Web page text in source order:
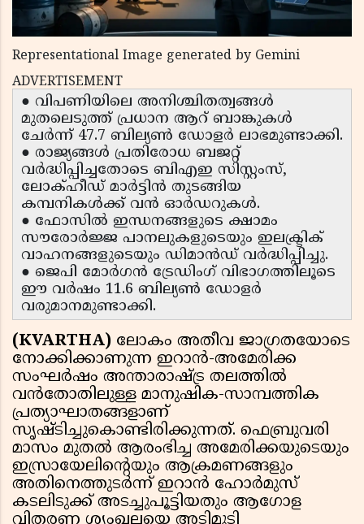
Representational Image generated by Gemini
ADVERTISEMENT
● വിപണിയിലെ അനിശ്ചിതത്വങ്ങൾ
മുതലെടുത്ത് പ്രധാന ആറ് ബാങ്കുകൾ
ചേർന്ന് 47.7 ബില്യൺ ഡോളർ ലാഭമുണ്ടാക്കി.
● രാജ്യങ്ങൾ പ്രതിരോധ ബജറ്റ്
വർദ്ധിപ്പിച്ചതോടെ ബിഎഇ സിസ്റ്റംസ്,
ലോക്ഹീഡ് മാർട്ടിൻ തുടങ്ങിയ
കമ്പനികൾക്ക് വൻ ഓർഡറുകൾ.
● ഫോസിൽ ഇന്ധനങ്ങളുടെ ക്ഷാമം
സൗരോർജ്ജ പാനലുകളുടെയും ഇലക്ട്രിക്
വാഹനങ്ങളുടെയും ഡിമാൻഡ് വർദ്ധിപ്പിച്ചു.
● ജെപി മോർഗൻ ട്രേഡിംഗ് വിഭാഗത്തിലൂടെ
ഈ വർഷം 11.6 ബില്യൺ ഡോളർ
വരുമാനമുണ്ടാക്കി.
(KVARTHA) ലോകം അതീവ ജാഗ്രതയോടെ
നോക്കിക്കാണുന്ന ഇറാൻ-അമേരിക്ക
സംഘർഷം അന്താരാഷ്ട്ര തലത്തിൽ
വൻതോതിലുള്ള മാനുഷിക-സാമ്പത്തിക
പ്രത്യാഘാതങ്ങളാണ്
സൃഷ്ടിച്ചുകൊണ്ടിരിക്കുന്നത്. ഫെബ്രുവരി
മാസം മുതൽ ആരംഭിച്ച അമേരിക്കയുടെയും
ഇസ്രായേലിന്റെയും ആക്രമണങ്ങളും
അതിനെത്തുടർന്ന് ഇറാൻ ഹോർമുസ്
കടലിടുക്ക് അടച്ചുപൂട്ടിയതും ആഗോള